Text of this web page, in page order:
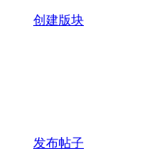
创建版块
发布帖子